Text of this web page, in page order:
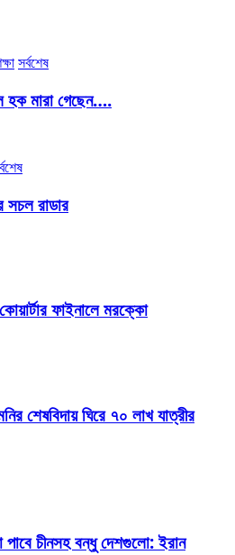
সর্বশেষ
মারা গেছেন….
সচল রাডার
ফাইনালে মরক্কো
শেষবিদায় ঘিরে ৭০ লাখ যাত্রীর
পাবে চীনসহ বন্ধু দেশগুলো: ইরান